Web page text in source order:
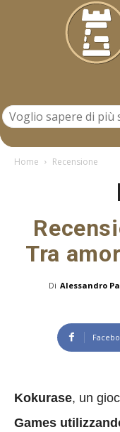
Home Recensione
Tra
Di Alessandro
Kokurase, un
Games